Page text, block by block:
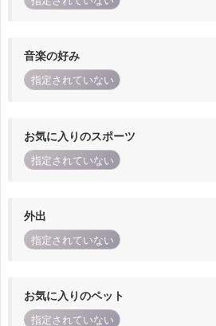
音楽の好み
指定されていない
お気に入りのスポーツ
指定されていない
外出
指定されていない
お気に入りのペット
指定されていない